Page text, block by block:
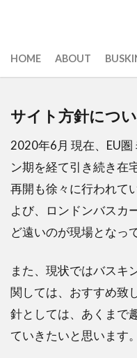
HOME ABOUT
サイト方針につ
2020年6月 現在、EU
ン期を経て引き続き在
再開も徐々に行われて
よび、ロンドンバスカ
ど遠いのが現場となっ
また、現状ではバスキ
関しては、おすすめ致
針としては、あくまで
ていきたいと思います。